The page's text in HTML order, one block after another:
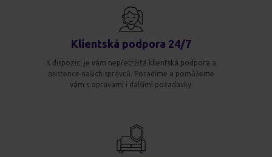
Klientská podpora 24/7
K dispozici je vám nepřetržitá klientská podpora a
asistence našich správců. Poradíme a pomůžeme
vám s opravami i dalšími požadavky.